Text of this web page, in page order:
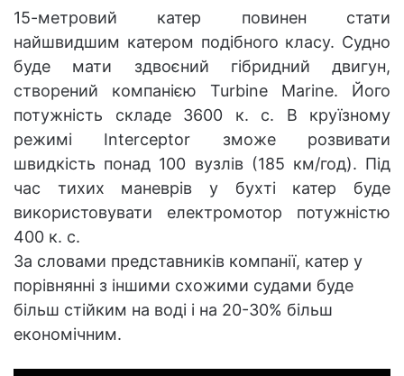
15-метровий катер повинен стати
найшвидшим катером подібного класу. Судно
буде мати здвоєний гібридний двигун,
створений компанією Turbine Marine. Його
потужність складе 3600 к. с. В круїзному
режимі Interceptor зможе розвивати
швидкість понад 100 вузлів (185 км/год). Під
час тихих маневрів у бухті катер буде
використовувати електромотор потужністю
400 к. с.
За словами представників компанії, катер у
порівнянні з іншими схожими судами буде
більш стійким на воді і на 20-30% більш
економічним.